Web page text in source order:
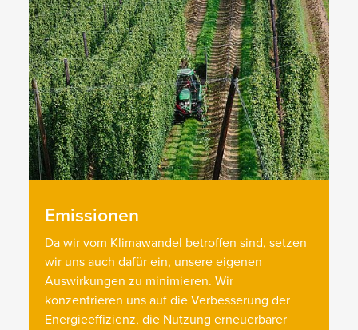
Emissionen
Da wir vom Klimawandel betroffen sind, setzen
wir uns auch dafür ein, unsere eigenen
Auswirkungen zu minimieren. Wir
konzentrieren uns auf die Verbesserung der
Energieeffizienz, die Nutzung erneuerbarer